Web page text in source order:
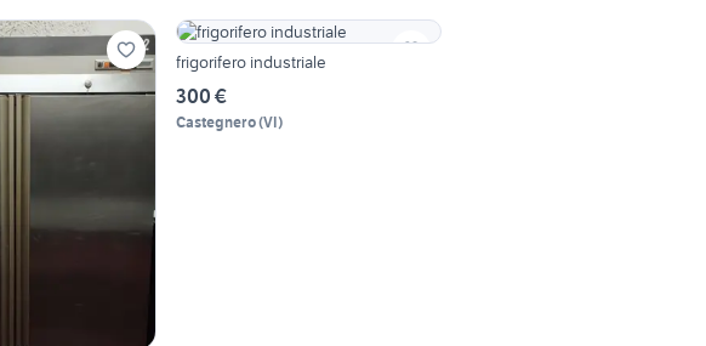
frigorifero industriale
300 €
Castegnero(VI)